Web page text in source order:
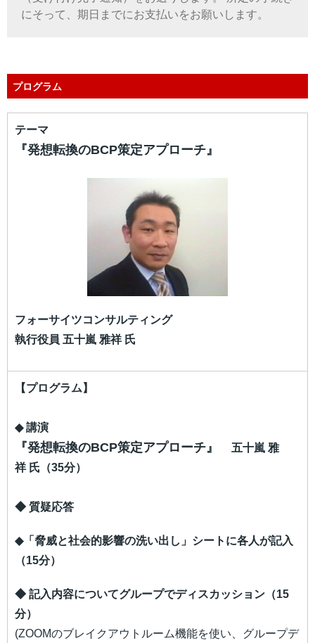
にそって、期日までにお支払いをお願いします。
プログラム
テーマ
『発想転換のBCP策定アプローチ』
フォーサイツコンサルティング
執行役員 五十嵐 雅祥 氏
【プログラム】
◆講演
『発想転換のBCP策定アプローチ』
五十嵐 雅
祥 氏（35分）
◆ 質疑応答
◆「 脅威と社会的影響の洗い出し」シートに各人が記入
（15分）
◆ 記入内容についてグループでディスカッション（15
分）
(ZOOMのブレイクアウトルーム機能を使い、グループデ